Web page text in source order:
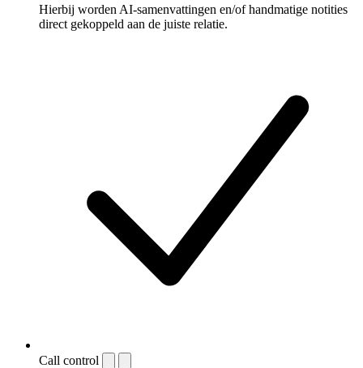
Hierbij worden AI-samenvattingen en/of handmatige notities
direct gekoppeld aan de juiste relatie.
Call control